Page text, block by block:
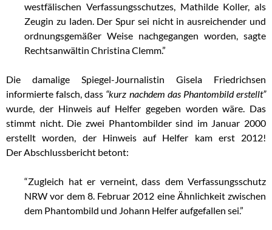
westfälischen Verfassungsschutzes, Mathilde Koller, als
Zeugin zu laden. Der Spur sei nicht in ausreichender und
ordnungsgemäßer Weise nachgegangen worden, sagte
Rechtsanwältin Christina Clemm.”
Die damalige Spiegel-Journalistin Gisela Friedrichsen
informierte falsch, dass “kurz nachdem das Phantombild erstellt”
wurde, der Hinweis auf Helfer gegeben worden wäre. Das
stimmt nicht. Die zwei Phantombilder sind im Januar 2000
erstellt worden, der Hinweis auf Helfer kam erst 2012!
Der Abschlussbericht betont:
“Zugleich hat er verneint, dass dem Verfassungsschutz
NRW vor dem 8. Februar 2012 eine Ähnlichkeit zwischen
dem Phantombild und Johann Helfer aufgefallen sei.”